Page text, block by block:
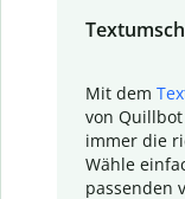
Mit dem
von
immer die
Wähle
passenden